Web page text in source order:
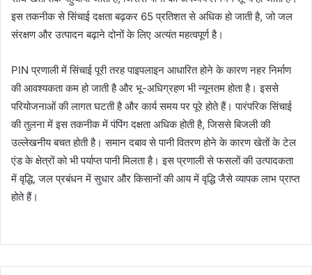
इस तकनीक से सिंचाई दक्षता बढ़कर 65 प्रतिशत से अधिक हो जाती है, जो जल
संरक्षण और उत्पादन बढ़ाने दोनों के लिए अत्यंत महत्वपूर्ण है।
PIN प्रणाली में सिंचाई पूरी तरह पाइपलाइन आधारित होने के कारण नहर निर्माण
की आवश्यकता कम हो जाती है और भू-अधिग्रहण भी न्यूनतम होता है। इससे
परियोजनाओं की लागत घटती है और कार्य समय पर पूरे होते हैं। पारंपरिक सिंचाई
की तुलना में इस तकनीक में पंपिंग दक्षता अधिक होती है, जिससे बिजली की
उल्लेखनीय बचत होती है। समान दबाव से पानी वितरण होने के कारण खेतों के टेल
एंड के क्षेत्रों को भी पर्याप्त पानी मिलता है। इस प्रणाली से फसलों की उत्पादकता
में वृद्धि, जल प्रबंधन में सुधार और किसानों की आय में वृद्धि जैसे व्यापक लाभ प्राप्त
होते हैं।